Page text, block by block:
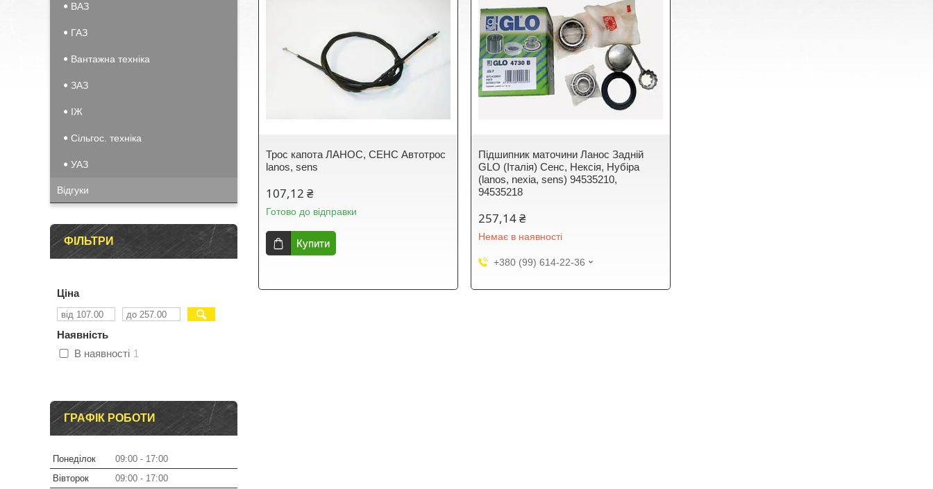
Трос капота ЛАНОС, СЕНС Автотрос
lanos, sens
107,12 ₴
Готово до відправки
Купити
Підшипник маточини Ланос Задній
GLO (Італія) Сенс, Нексія, Нубіра
(lanos, nexia, sens) 94535210,
94535218
257,14 ₴
Немає в наявності
+380 (99) 614-22-36
ВАЗ
ГАЗ
Вантажна техніка
ЗАЗ
IЖ
Сільгос. техніка
УАЗ
Відгуки
ФІЛЬТРИ
Ціна
Наявність
В наявності 1
ГРАФІК РОБОТИ
Понеділок 09:00
17:00
Вівторок
09:00
17:00